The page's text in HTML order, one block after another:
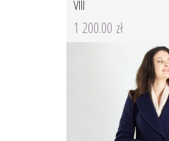
VIII
1 200.00 zł